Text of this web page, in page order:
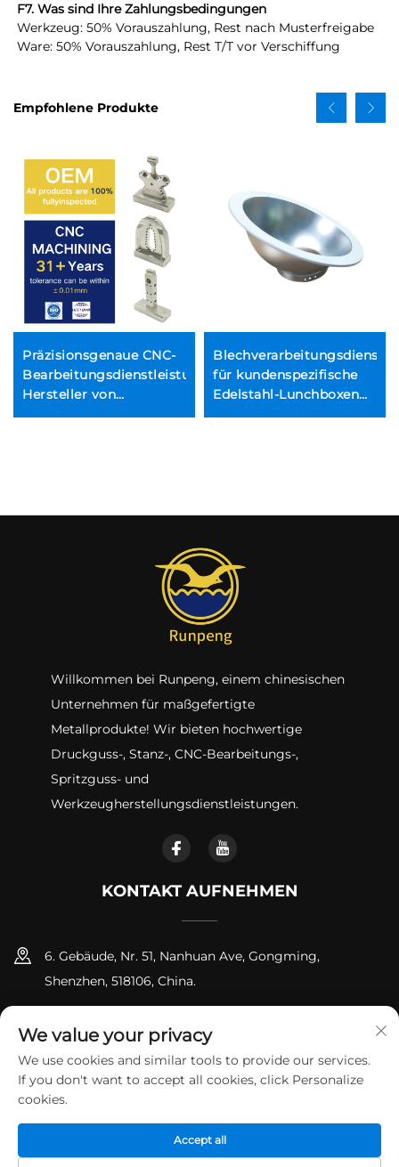
F7. Was sind Ihre Zahlungsbedingungen
Werkzeug: 50% Vorauszahlung, Rest nach Musterfreigabe
Ware: 50% Vorauszahlung, Rest T/T vor Verschiffung
Empfohlene Produkte
Präzisionsgenaue CNC-
Bearbeitungsdienstleistungen,
Hersteller von
hochwertigen
Blechverarbeitungsdienst
für kundenspezifische
Edelstahl-Lunchboxen
oder Tablettgehäuse,
Willkommen bei Runpeng, einem chinesischen
Unternehmen für maßgefertigte
Metallprodukte! Wir bieten hochwertige
Druckguss-, Stanz-, CNC-Bearbeitungs-,
Spritzguss- und
Werkzeugherstellungsdienstleistungen.
KONTAKT AUFNEHMEN
6. Gebäude, Nr. 51, Nanhuan Ave, Gongming,
Shenzhen, 518106, China.
[email protected]
Urheberrecht © Shenzhen Runpeng Precision Hardware Co.,
Ltd. Alle Rechte vorbehalten Datenschutzrichtlinie
We value your privacy
We use cookies and similar tools to provide our services.
If you don't want to accept all cookies, click Personalize
cookies.
Accept all